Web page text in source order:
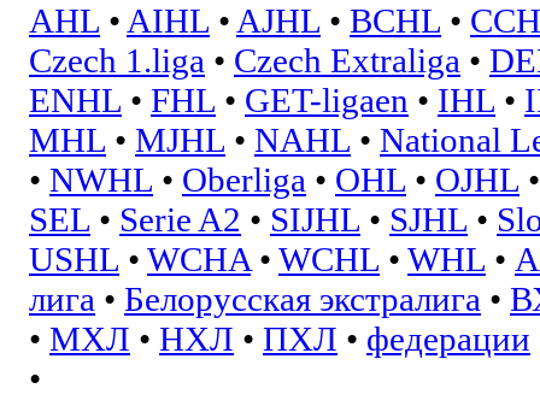
AHL • AIHL • AJHL • BCHL •
Czech 1.liga • Czech Extraliga •
ENHL • FHL • GET-ligaen • IHL •
MHL • MJHL • NAHL • National
• NWHL • Oberliga • OHL • OJHL
SEL • Serie A2 • SIJHL • SJHL •
USHL • WCHA • WCHL • WHL •
лига • Белорусская экстралига •
• МХЛ • НХЛ • ПХЛ • федерации
•